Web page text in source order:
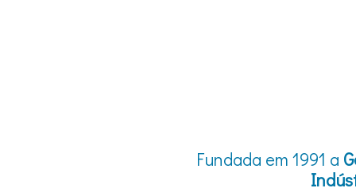
Fundada em 1991 a